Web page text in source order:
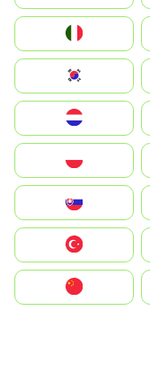
South Korea
United States
中國香港特別行政區